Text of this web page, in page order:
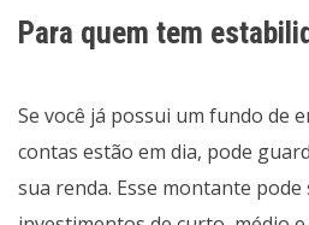
Para quem tem
Se você já possui um fundo de
contas estão em dia, pode
sua renda. Esse montante